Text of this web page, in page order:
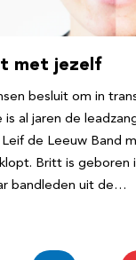
met jezelf
besluit om in
is al jaren de
Leif de Leeuw Band
Britt is geboren
bandleden uit de…